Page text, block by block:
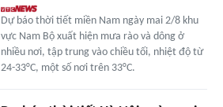
Dự báo thời tiết miền Nam ngày mai 2/8 khu
vực Nam Bộ xuất hiện mưa rào và dông ở
nhiều nơi, tập trung vào chiều tối, nhiệt độ từ
24-33°C, một số nơi trên 33°C.